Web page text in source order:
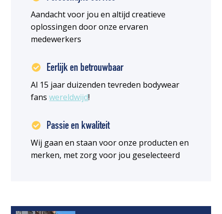
Aandacht voor jou en altijd creatieve
oplossingen door onze ervaren
medewerkers
Eerlijk en betrouwbaar
Al 15 jaar duizenden tevreden bodywear
fanswereldwijd!
Passie en kwaliteit
Wij gaan en staan voor onze producten en
merken, met zorg voor jou geselecteerd